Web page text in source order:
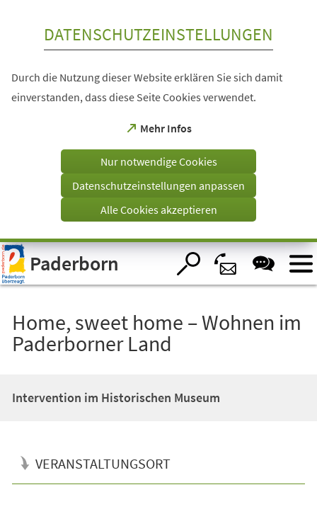
Visuelle
Assistenzsoftware
öffnen.
DATENSCHUTZEINSTELLUNGEN
Durch die Nutzung dieser Website erklären Sie sich damit
einverstanden, dass diese Seite Cookies verwendet.
Mehr Infos
(Öffnet
einem
Tab)
Nur notwendige Cookies
Datenschutzeinstellungen anpassen
Alle Cookies akzeptieren
Paderborn
Home, sweet home – Wohnen im
Paderborner Land
Intervention im Historischen Museum
VERANSTALTUNGSORT